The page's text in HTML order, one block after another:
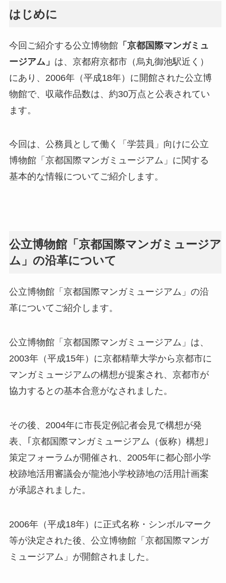
はじめに
今回ご紹介する公立博物館「京都国際マンガミュ
ージアム」 は、京都府京都市（烏丸御池駅近く）
にあり、2006年（平成18年）に開館された公立博
物館で、収蔵作品数は、約30万点と公表されてい
ます。
今回は、公務員として働く「学芸員」向けに公立
博物館「京都国際マンガミュージアム」に関する
基本的な情報についてご紹介します。
公立博物館「京都国際マンガミュージア
ム」の沿革について
公立博物館「京都国際マンガミュージアム」の沿
革についてご紹介します。
公立博物館「京都国際マンガミュージアム」は、
2003年（平成15年）に京都精華大学から京都市に
マンガミュージアムの構想が提案され、京都市が
協力するとの基本合意がなされました。
その後、2004年に市長定例記者会見で構想が発
表、｢京都国際マンガミュージアム（仮称）構想｣
策定フォーラムが開催され、2005年に都心部小学
校跡地活用審議会が龍池小学校跡地の活用計画案
が承認されました。
2006年（平成18年）に正式名称・シンボルマーク
等が決定された後、公立博物館「京都国際マンガ
ミュージアム」が開館されました。